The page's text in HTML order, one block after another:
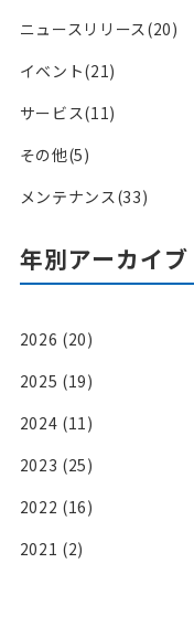
ニュースリリース(20)
イベント(21)
サービス(11)
その他(5)
メンテナンス(33)
年別アーカイブ
2026 (20)
2025 (19)
2024 (11)
2023 (25)
2022 (16)
2021 (2)